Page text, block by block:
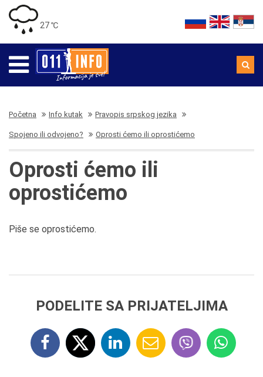
27 ℃
Početna Info kutak Pravopis srpskog jezika
Spojeno ili odvojeno? Oprosti ćemo ili oprostićemo
Oprosti ćemo ili
oprostićemo
Piše se oprostićemo.
PODELITE SA PRIJATELJIMA